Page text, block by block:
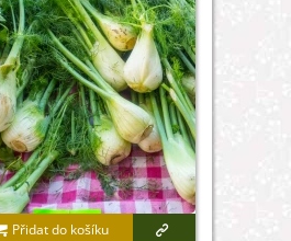
Přidat do košíku